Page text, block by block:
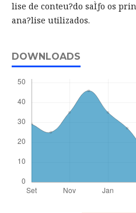
lise de conteu?do saÌƒo os
ana?lise utilizados.
DOWNLOADS